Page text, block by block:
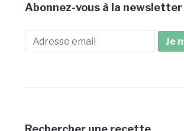
Abonnez-vous à la newsletter